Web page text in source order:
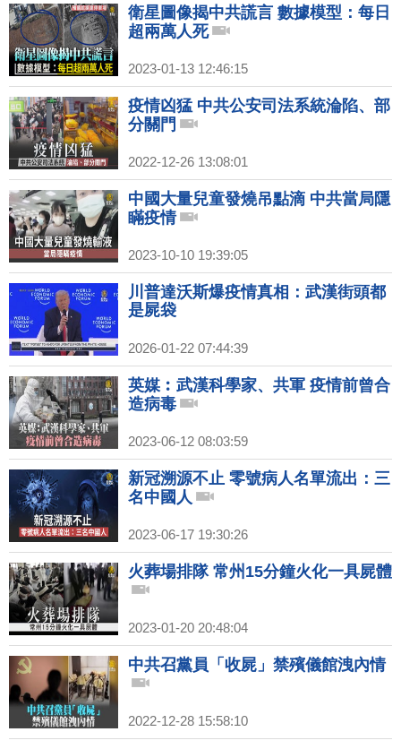
衛星圖像揭中共謊言 數據模型：每日
超兩萬人死
2023-01-13 12:46:15
疫情凶猛 中共公安司法系統淪陷、部
分關門
2022-12-26 13:08:01
中國大量兒童發燒吊點滴 中共當局隱
瞞疫情
2023-10-10 19:39:05
川普達沃斯爆疫情真相：武漢街頭都
是屍袋
2026-01-22 07:44:39
英媒︰武漢科學家、共軍 疫情前曾合
造病毒
2023-06-12 08:03:59
新冠溯源不止 零號病人名單流出：三
名中國人
2023-06-17 19:30:26
火葬場排隊 常州15分鐘火化一具屍體
2023-01-20 20:48:04
中共召黨員「收屍」禁殯儀館洩內情
2022-12-28 15:58:10